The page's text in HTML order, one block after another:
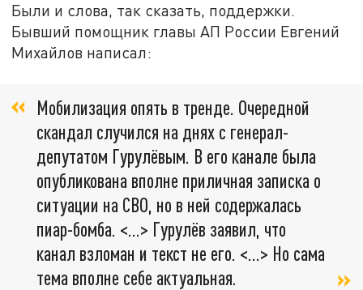
Были и слова, так сказать, поддержки.
Бывший помощник главы АП России Евгений
Михайлов написал:
Мобилизация опять в тренде. Очередной
скандал случился на днях с генерал-
депутатом Гурулёвым. В его канале была
опубликована вполне приличная записка о
ситуации на СВО, но в ней содержалась
пиар-бомба. <…> Гурулёв заявил, что
канал взломан и текст не его. <…> Но сама
тема вполне себе актуальная.